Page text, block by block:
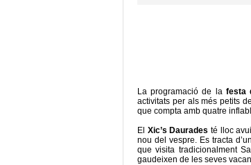
La programació de la festa
activitats per als més petits
que compta amb quatre
El Xic’s Daurades té lloc
nou del vespre. Es tracta
que visita tradicionalment
gaudeixen de les seves